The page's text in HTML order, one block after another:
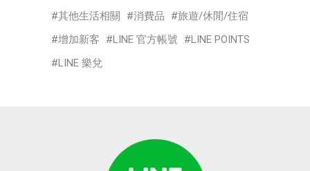
其他生活相關
消費品
旅遊/休閒/住宿
增加新客
LINE 官方帳號
LINE POINTS
LINE 樂兌